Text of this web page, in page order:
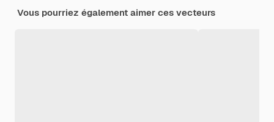
Vous pourriez également aimer ces vecteurs